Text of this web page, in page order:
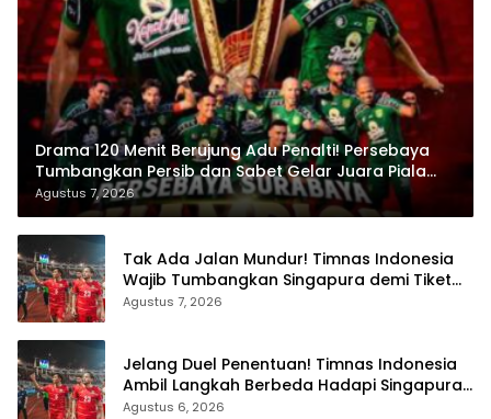
Drama 120 Menit Berujung Adu Penalti! Persebaya
Tumbangkan Persib dan Sabet Gelar Juara Piala
Presiden 2026
Agustus 7, 2026
Tak Ada Jalan Mundur! Timnas Indonesia
Wajib Tumbangkan Singapura demi Tiket
Semifinal Piala AFF 2026
Agustus 7, 2026
Jelang Duel Penentuan! Timnas Indonesia
Ambil Langkah Berbeda Hadapi Singapura
di Piala AFF 2026
Agustus 6, 2026